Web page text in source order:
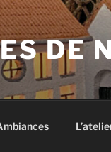
DE